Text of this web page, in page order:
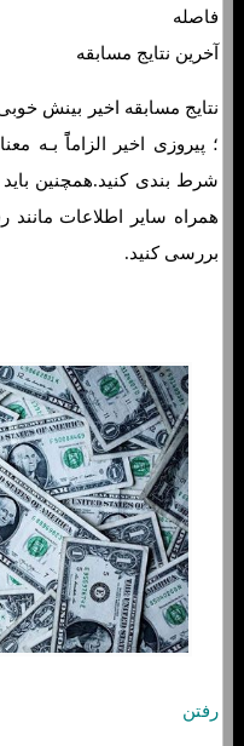
فاصله
آخرین نتایج مسابقه
نتایج مسابقه اخیر بینش
؛ پیروزی اخیر الزاماًً بـه
شرط بندی کنید.همچنین باید
همراه سایر اطلاعات مانند
بررسی کنید.
رفتن